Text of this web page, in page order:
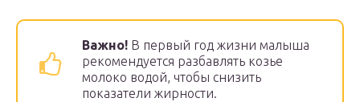
Важно! В первый год жизни малыша
рекомендуется разбавлять козье
молоко водой, чтобы снизить
показатели жирности.